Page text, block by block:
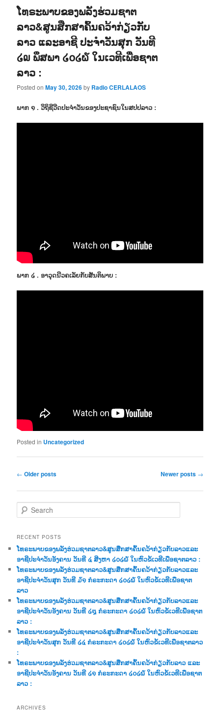
ໂທຣະພາບຂອງພລັງຮ່ວມຊາຕ
ລາວ&ສູນສືກສາຄົ້ນຄວ້າກ່ຽວກັບ
ລາວ ແລະອາຊີ ປະຈຳວັນສຸກ ວັນທີ
໒໙ ພຶສພາ ໒໐໒໖ ໃນເວທີເພື່ອຊາຕ
ລາວ :
Posted onMay 30, 2026by Radio CERLALAOS
ພາກ ໑ . ວິຖິຊີວີດປະຈຳວັນຂອງປະຊາຊົນໃນສປປລາວ :
ພາກ ໒ . ອາວຸດນີວຄເລັຍກັບສັນຕິພາບ :
Posted in Uncategorized
Post
← Older posts Newer posts →
e
r
c
h
RECENT POSTS
ໂທຣະພາບຂອງພລັງຮ່ວມຊາຕລາວ&ສູນສືກສາຄົ້ນຄວ້າກ່ຽວກັບລາວແລະ
ອາຊີປະຈຳວັນອັງຄານ ວັນທີ ໔ ສີງຫາ ໒໐໒໖ ໃນຫົວຂໍ້ເວທີເພື່ອຊາຕລາວ :
ໂທຣະພາບຂອງພລັງຮ່ວມຊາຕລາວ&ສູນສືກສາຄົ້ນຄວ້າກ່ຽວກັບລາວແລະ
ອາຊີປະຈຳວັນສຸກ ວັນທີ ໓໑ ກໍຣະກະດາ ໒໐໒໖ ໃນຫົວຂໍ້ເວທີເພື່ອຊາຕ
ລາວ
ໂທຣະພາບຂອງພລັງຮ່ວມຊາຕລາວ&ສູນສືກສາຄົ້ນຄວ້າກ່ຽວກັບລາວແລະ
ອາຊີປະຈຳວັນອັງຄານ ວັນທີ ໒໘ ກໍຣະກະດາ ໒໐໒໖ ໃນຫົວຂໍ້ເວທີເພື່ອຊາຕ
ລາວ :
ໂທຣະພາບຂອງພລັງຮ່ວມຊາຕລາວ&ສູນສືກສາຄົ້ນຄວ້າກ່ຽວກັບລາວແລະ
ອາຊີປະຈຳວັນສຸກ ວັນທີ ໒໔ ກໍຣະກະດາ ໒໐໒໖ ໃນຫົວຂໍ້ເວທີເພື່ອຊາຕລາວ
:
ໂທຣະພາບຂອງພລັງຮ່ວມຊາຕລາວ&ສູນສືກສາຄົ້ນຄວ້າກ່ຽວກັບລາວ ແລະ
ອາຊີປະຈຳວັນອັງຄານ ວັນທີ ໒໑ ກໍຣະກະດາ ໒໐໒໖ ໃນຫົວຂໍ້ເວທີເພື່ອຊາຕ
ລາວ :
ARCHIVES